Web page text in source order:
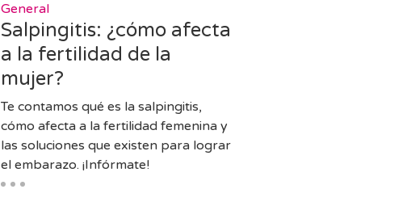
General
Salpingitis: ¿cómo afecta
a la fertilidad de la
mujer?
Te contamos qué es la salpingitis,
cómo afecta a la fertilidad femenina y
las soluciones que existen para lograr
el embarazo. ¡Infórmate!